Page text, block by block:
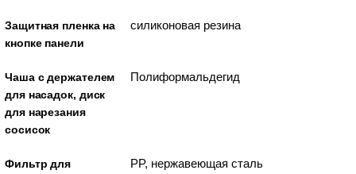
Защитная пленка на
кнопке панели
силиконовая резина
Чаша с держателем
для насадок, диск
для нарезания
сосисок
Полиформальдегид
Фильтр для
PP, нержавеющая сталь